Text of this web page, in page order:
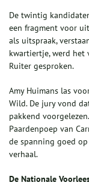
De twintig
een fragment voor
als uitspraak,
kwartiertje, werd het
Ruiter gesproken.
Amy Huimans las
Wild. De jury vond
pakkend
Paardenpoep van
de spanning goed
verhaal.
De Nationale